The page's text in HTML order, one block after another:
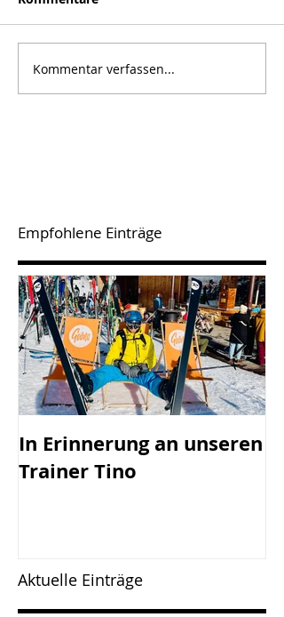
Kommentar verfassen...
Empfohlene Einträge
In Erinnerung an unseren
Trainer Tino
Aktuelle Einträge